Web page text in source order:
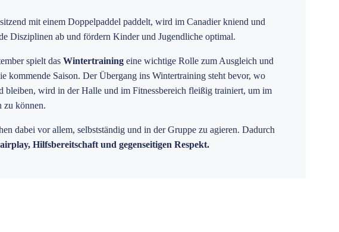
mit einem Doppelpaddel paddelt, wird im Canadier kniend und
Disziplinen ab und fördern Kinder und Jugendliche optimal.
spielt das Wintertrainingeine wichtige Rolle zum Ausgleich und
kommende Saison. Der Übergang ins Wintertraining steht bevor, wo
wird in der Halle und im Fitnessbereich fleißig trainiert, um im
zu können.
dabei vor allem, selbstständig und in der Gruppe zu agieren. Dadurch
Hilfsbereitschaft und gegenseitigen Respekt.